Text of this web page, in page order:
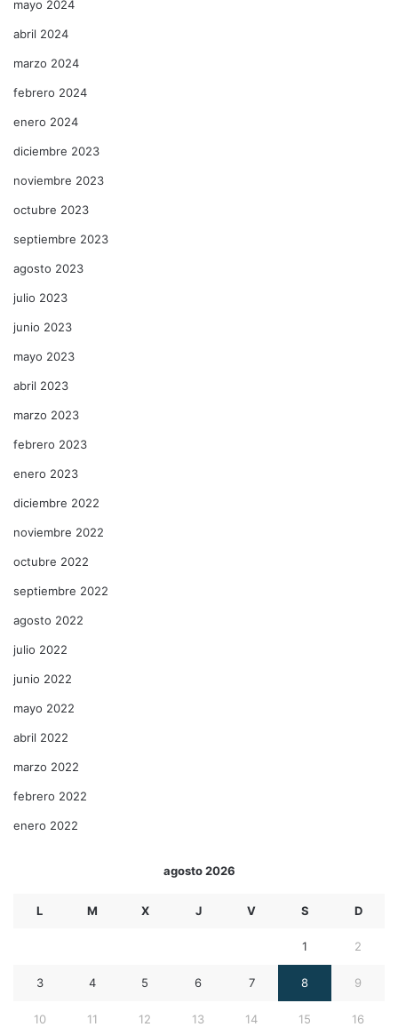
mayo 2024
abril 2024
marzo 2024
febrero 2024
enero 2024
diciembre 2023
noviembre 2023
octubre 2023
septiembre 2023
agosto 2023
julio 2023
junio 2023
mayo 2023
abril 2023
marzo 2023
febrero 2023
enero 2023
diciembre 2022
noviembre 2022
octubre 2022
septiembre 2022
agosto 2022
julio 2022
junio 2022
mayo 2022
abril 2022
marzo 2022
febrero 2022
enero 2022
agosto 2026
L M X J V S D
1 2
3 4 5 6 7 8 9
10 11 12 13 14 15 16